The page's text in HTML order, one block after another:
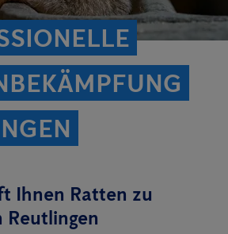
Ihnen Ratten zu
Reutlingen